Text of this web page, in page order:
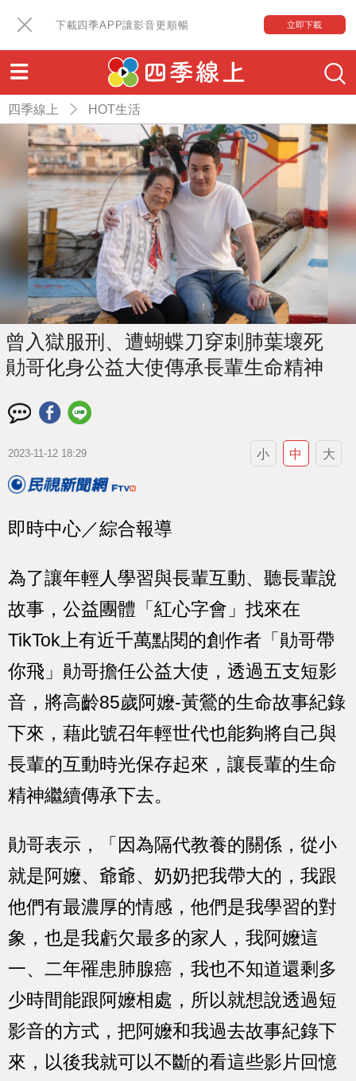
下載四季APP讓影音更順暢 立即下載
四季線上 HOT生活
曾入獄服刑、遭蝴蝶刀穿刺肺葉壞死
勛哥化身公益大使傳承長輩生命精神
2023-11-12 18:29 小 中 大
即時中心／綜合報導
為了讓年輕人學習與長輩互動、聽長輩說
故事，公益團體「紅心字會」找來在
TikTok上有近千萬點閱的創作者「勛哥帶
你飛」勛哥擔任公益大使，透過五支短影
音，將高齡85歲阿嬤-黃鶯的生命故事紀錄
下來，藉此號召年輕世代也能夠將自己與
長輩的互動時光保存起來，讓長輩的生命
精神繼續傳承下去。
勛哥表示，「因為隔代教養的關係，從小
就是阿嬤、爺爺、奶奶把我帶大的，我跟
他們有最濃厚的情感，他們是我學習的對
象，也是我虧欠最多的家人，我阿嬤這
一、二年罹患肺腺癌，我也不知道還剩多
少時間能跟阿嬤相處，所以就想說透過短
影音的方式，把阿嬤和我過去故事紀錄下
來，以後我就可以不斷的看這些影片回憶